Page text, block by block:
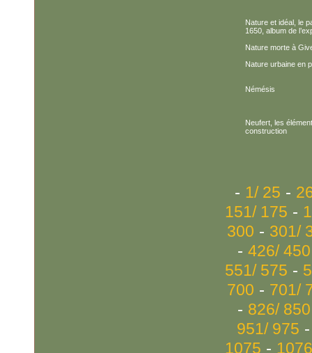
Nature et idéal, le
1650, album de
Nature morte à
Nature urbaine en
Némésis
Neufert, les
construction
- 1/ 25 -
151/ 175 -
300 - 301/
- 426/ 450
551/ 575 -
700 - 701/
- 826/ 850
951/ 975
1075 -